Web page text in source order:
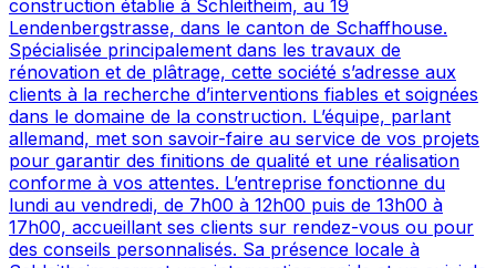
construction établie à Schleitheim, au 19
Lendenbergstrasse, dans le canton de Schaffhouse.
Spécialisée principalement dans les travaux de
rénovation et de plâtrage, cette société s’adresse aux
clients à la recherche d’interventions fiables et soignées
dans le domaine de la construction. L’équipe, parlant
allemand, met son savoir-faire au service de vos projets
pour garantir des finitions de qualité et une réalisation
conforme à vos attentes. L’entreprise fonctionne du
lundi au vendredi, de 7h00 à 12h00 puis de 13h00 à
17h00, accueillant ses clients sur rendez-vous ou pour
des conseils personnalisés. Sa présence locale à